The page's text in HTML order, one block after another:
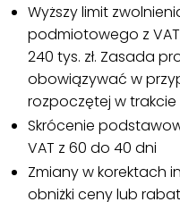
Wyższy limit
podmiotowego z
240 tys. zł. Zasada
obowiązywać w
rozpoczętej w trakcie
Skrócenie
VAT z 60 do 40 dni
Zmiany w korektach
obniżki ceny lub